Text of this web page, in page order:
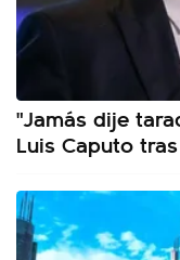
"Jamás dije
Luis Caputo